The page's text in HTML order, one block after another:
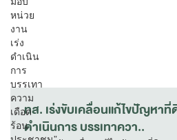
ทส. เร่งขับเคลื่อนแก้ไขปัญหาที่ดิน มอบหน่วยงานเร่ง
ดำเนินการ บรรเทาควา..